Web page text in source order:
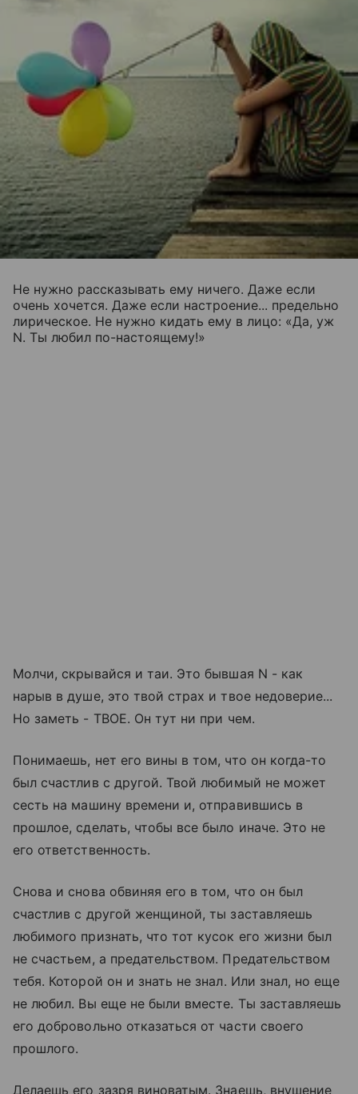
Не нужно рассказывать ему ничего. Даже если
очень хочется. Даже если настроение... предельно
лирическое. Не нужно кидать ему в лицо: «Да, уж
N. Ты любил по-настоящему!»
Молчи, скрывайся и таи. Это бывшая N - как
нарыв в душе, это твой страх и твое недоверие...
Но заметь - ТВОЕ. Он тут ни при чем.
Понимаешь, нет его вины в том, что он когда-то
был счастлив с другой. Твой любимый не может
сесть на машину времени и, отправившись в
прошлое, сделать, чтобы все было иначе. Это не
его ответственность.
Снова и снова обвиняя его в том, что он был
счастлив с другой женщиной, ты заставляешь
любимого признать, что тот кусок его жизни был
не счастьем, а предательством. Предательством
тебя. Которой он и знать не знал. Или знал, но еще
не любил. Вы еще не были вместе. Ты заставляешь
его добровольно отказаться от части своего
прошлого.
Делаешь его зазря виноватым. Знаешь, внушение